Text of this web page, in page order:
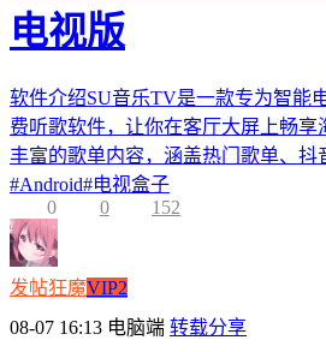
电视版
软件介绍SU音乐TV是一款专为智能
费听歌软件，让你在客厅大屏上畅享
丰富的歌单内容，涵盖热门歌单、抖
#Android#电视盒子
0
0 152
发帖狂魔VIP2
08-07 16:13 电脑端 转载分享